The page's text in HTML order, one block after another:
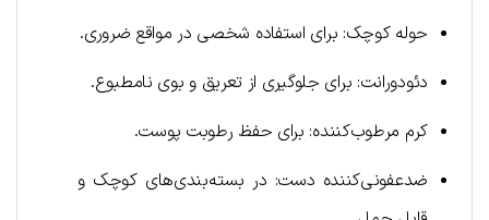
حوله کوچک: برای استفاده شخصی در مواقع ضروری.
دئودورانت: برای جلوگیری از تعریق و بوی نامطبوع.
کرم مرطوب‌کننده: برای حفظ رطوبت پوست.
ضدعفونی‌کننده دست: در بسته‌بندی‌های کوچک و